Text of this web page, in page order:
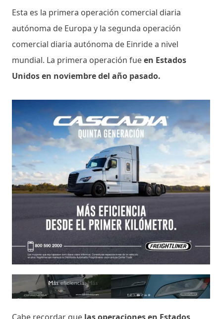
Esta es la primera operación comercial diaria
autónoma de Europa y la segunda operación
comercial diaria autónoma de Einride a nivel
mundial. La primera operación fueen Estados
Unidos en noviembre del año pasado.
Cabe recordar que las operaciones en Estados